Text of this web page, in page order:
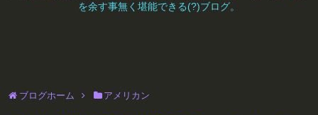
を余す事無く堪能できる(?)ブログ。
ブログホーム アメリカン